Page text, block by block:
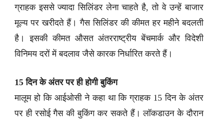
ग्राहक इससे ज्यादा सिलिंडर लेना चाहते है, तो वे उन्हें बाजार
मूल्य पर खरीदते हैं। गैस सिलिंडर की कीमत हर महीने बदलती
है। इसकी कीमत औसत अंतरराष्ट्रीय बेंचमार्क और विदेशी
विनिमय दरों में बदलाव जैसे कारक निर्धारित करते हैं।
15 दिन के अंतर पर ही होगी बुकिंग
मालूम हो कि आईओसी ने कहा था कि ग्राहक 15 दिन के अंतर
पर ही रसोई गैस की बुकिंग कर सकते हैं। लॉकडाउन के दौरान